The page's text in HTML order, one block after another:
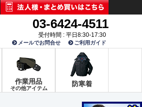
03-6424-4511
受付時間 : 平日8:30-17:30
メールでお問合せ ご利用ガイド
作業用品
その他アイテム
防寒着